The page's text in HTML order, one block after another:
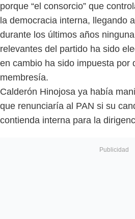
porque “el consorcio” que
la democracia interna, llegando
durante los últimos años
relevantes del partido ha sido
en cambio ha sido impuesta por
membresía.
Calderón Hinojosa ya había
que renunciaría al PAN si su
contienda interna para la